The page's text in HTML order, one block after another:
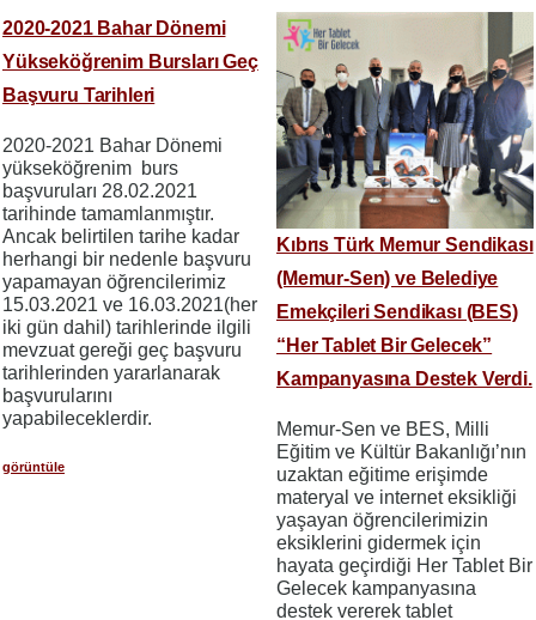
2020-2021 Bahar Dönemi
Yükseköğrenim Bursları Geç
Başvuru Tarihleri
2020-2021 Bahar Dönemi
yükseköğrenim burs
başvuruları 28.02.2021
tarihinde tamamlanmıştır.
Ancak belirtilen tarihe kadar
herhangi bir nedenle başvuru
yapamayan öğrencilerimiz
15.03.2021 ve 16.03.2021(her
iki gün dahil) tarihlerinde ilgili
mevzuat gereği geç başvuru
tarihlerinden yararlanarak
başvurularını
yapabileceklerdir.
görüntüle
Kıbrıs Türk Memur Sendikası
(Memur-Sen) ve Belediye
Emekçileri Sendikası (BES)
“Her Tablet Bir Gelecek”
Kampanyasına Destek Verdi.
Memur-Sen ve BES, Milli
Eğitim ve Kültür Bakanlığı’nın
uzaktan eğitime erişimde
materyal ve internet eksikliği
yaşayan öğrencilerimizin
eksiklerini gidermek için
hayata geçirdiği Her Tablet Bir
Gelecek kampanyasına
destek vererek tablet